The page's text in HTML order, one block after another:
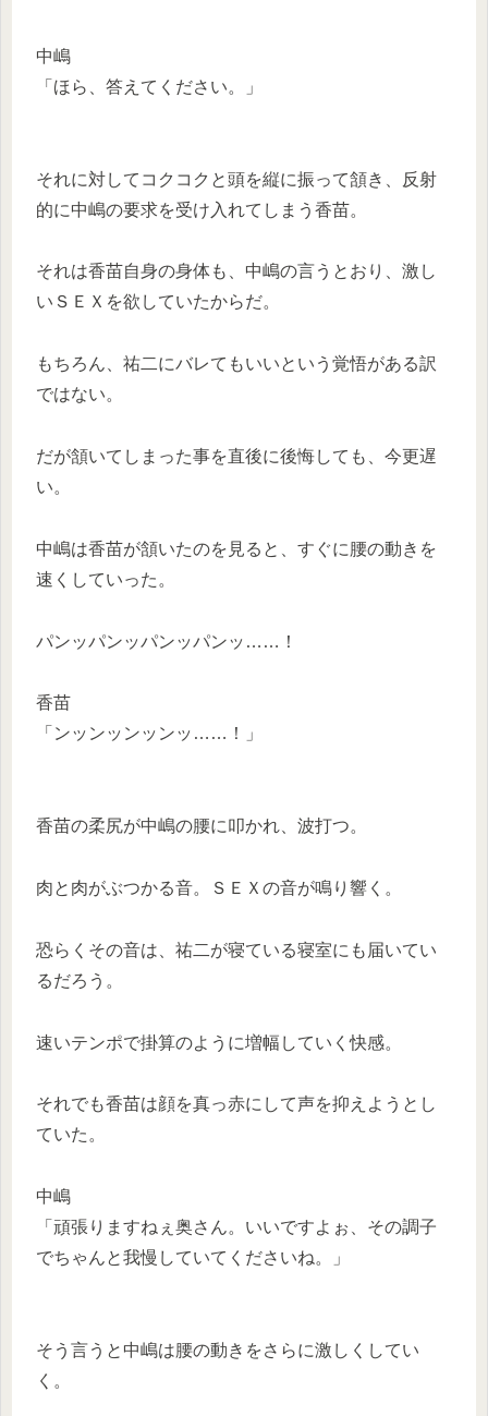
中嶋
「ほら、答えてください。」
それに対してコクコクと頭を縦に振って頷き、反射
的に中嶋の要求を受け入れてしまう香苗。
それは香苗自身の身体も、中嶋の言うとおり、激し
いＳＥＸを欲していたからだ。
もちろん、祐二にバレてもいいという覚悟がある訳
ではない。
だが頷いてしまった事を直後に後悔しても、今更遅
い。
中嶋は香苗が頷いたのを見ると、すぐに腰の動きを
速くしていった。
パンッパンッパンッパンッ……！
香苗
「ンッンッンッンッ……！」
香苗の柔尻が中嶋の腰に叩かれ、波打つ。
肉と肉がぶつかる音。ＳＥＸの音が鳴り響く。
恐らくその音は、祐二が寝ている寝室にも届いてい
るだろう。
速いテンポで掛算のように増幅していく快感。
それでも香苗は顔を真っ赤にして声を抑えようとし
ていた。
中嶋
「頑張りますねぇ奥さん。いいですよぉ、その調子
でちゃんと我慢していてくださいね。」
そう言うと中嶋は腰の動きをさらに激しくしてい
く。